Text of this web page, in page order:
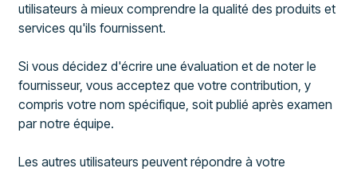
utilisateurs à mieux comprendre la qualité des produits et
services qu'ils fournissent.
Si vous décidez d'écrire une évaluation et de noter le
fournisseur, vous acceptez que votre contribution, y
compris votre nom spécifique, soit publié après examen
par notre équipe.
Les autres utilisateurs peuvent répondre à votre